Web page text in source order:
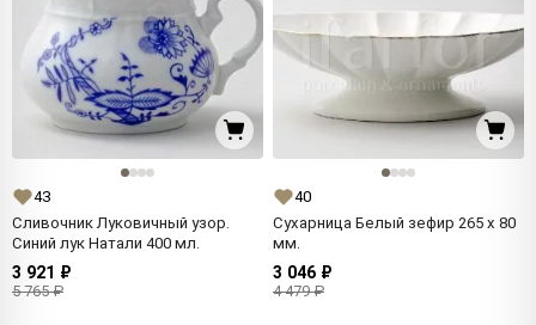
43
Сливочник Луковичный узор.
Синий лук Натали 400 мл.
3 921 ₽
5 765 ₽
40
Сухарница Белый зефир 265 x 80
мм.
3 046 ₽
4 479 ₽